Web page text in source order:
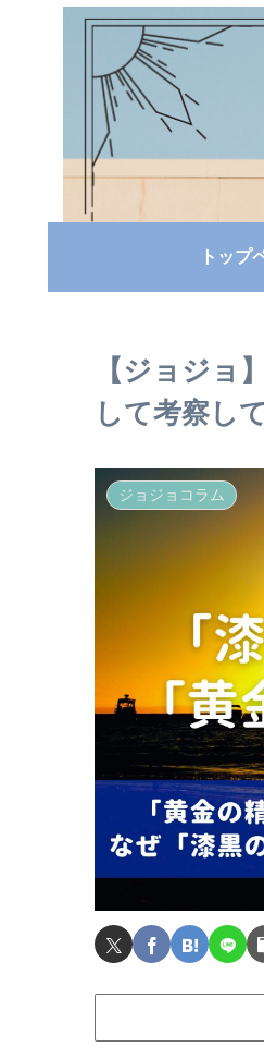
トップ
【ジョジョ
して考察し
ジョジョコラム